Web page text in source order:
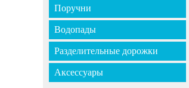
Поручни
Водопады
Разделительные дорожки
Аксессуары